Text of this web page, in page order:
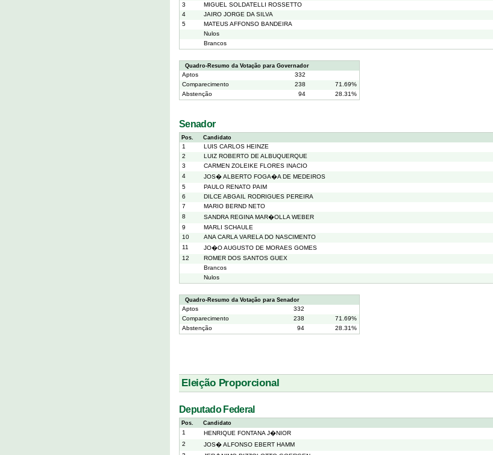
3
MIGUEL SOLDATELLI ROSSETTO
4
JAIRO JORGE DA SILVA
5
MATEUS AFFONSO BANDEIRA
Nulos
Brancos
Quadro-Resumo da Votação para Governador
Aptos
332
Comparecimento
238
71.69%
Abstenção
94 28.31%
Senador
Pos. Candidato
1 LUIS CARLOS HEINZE
2
LUIZ ROBERTO DE ALBUQUERQUE
3
CARMEN ZOLEIKE FLORES INACIO
4
JOS� ALBERTO FOGA�A DE MEDEIROS
5
PAULO RENATO PAIM
6
DILCE ABGAIL RODRIGUES PEREIRA
7
MARIO BERND NETO
8
SANDRA REGINA MAR�OLLA WEBER
9
MARLI SCHAULE
10
ANA CARLA VARELA DO NASCIMENTO
11
JO�O AUGUSTO DE MORAES GOMES
12
ROMER DOS SANTOS GUEX
Brancos
Nulos
Quadro-Resumo da Votação para Senador
Aptos
332
Comparecimento
238
71.69%
Abstenção
94 28.31%
Eleição Proporcional
Deputado Federal
Pos. Candidato
1 HENRIQUE FONTANA J�NIOR
2
JOS� ALFONSO EBERT HAMM